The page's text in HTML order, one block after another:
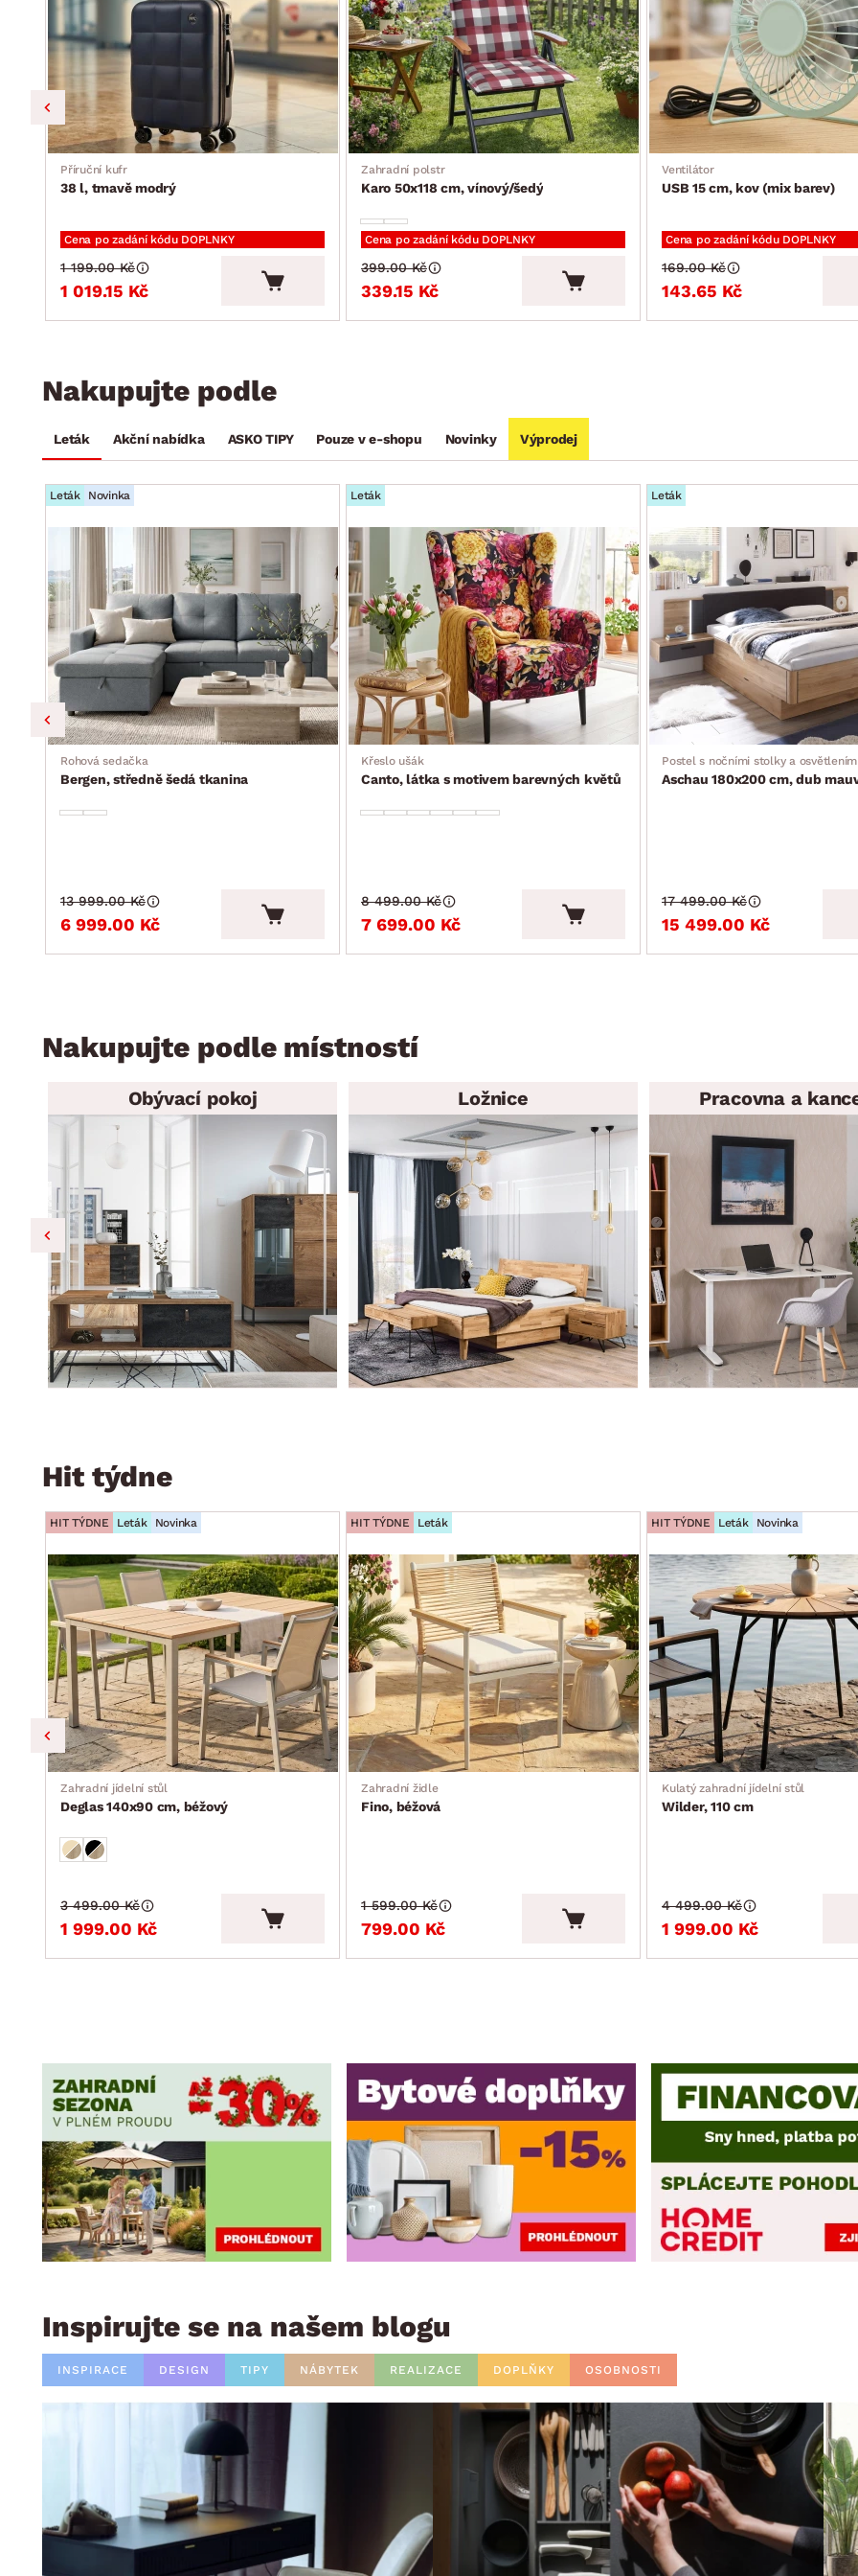
Příruční kufr
38 l, tmavě modrý
Cena po zadání kódu DOPLNKY
1 019.15 Kč
1 199.00 Kč
Zahradní polstr
Karo 50x118 cm, vínový/šedý
Cena po zadání kódu DOPLNKY
339.15 Kč
399.00 Kč
Ventilátor
USB 15 cm, kov (mix barev)
Cena po zadání kódu DOPLNKY
143.65 Kč
169.00 Kč
Nakupujte podle
Leták Akční nabídka ASKO TIPY Pouze v e-shopu Novinky Výprodej
Leták Novinka
Rohová sedačka
Bergen, středně šedá tkanina
6 999.00 Kč
13 999.00 Kč
Leták
Křeslo ušák
Canto, látka s motivem barevných květů
7 699.00 Kč
8 499.00 Kč
Leták
Postel s nočními stolky a osvětlením
Aschau 180x200 cm, dub
15 499.00 Kč
17 499.00 Kč
Nakupujte podle místností
Obývací pokoj Ložnice Pracovna a
Hit týdne
HIT TÝDNE Leták Novinka
Zahradní jídelní stůl
Deglas 140x90 cm, béžový
1 999.00 Kč
3 499.00 Kč
HIT TÝDNE Leták
Zahradní židle
Fino, béžová
799.00 Kč
1 599.00 Kč
HIT TÝDNE Leták Novinka
Kulatý zahradní jídelní stůl
Wilder, 110 cm
1 999.00 Kč
4 499.00 Kč
Inspirujte se na našem blogu
INSPIRACE DESIGN TIPY NÁBYTEK REALIZACE DOPLŇKY OSOBNOSTI